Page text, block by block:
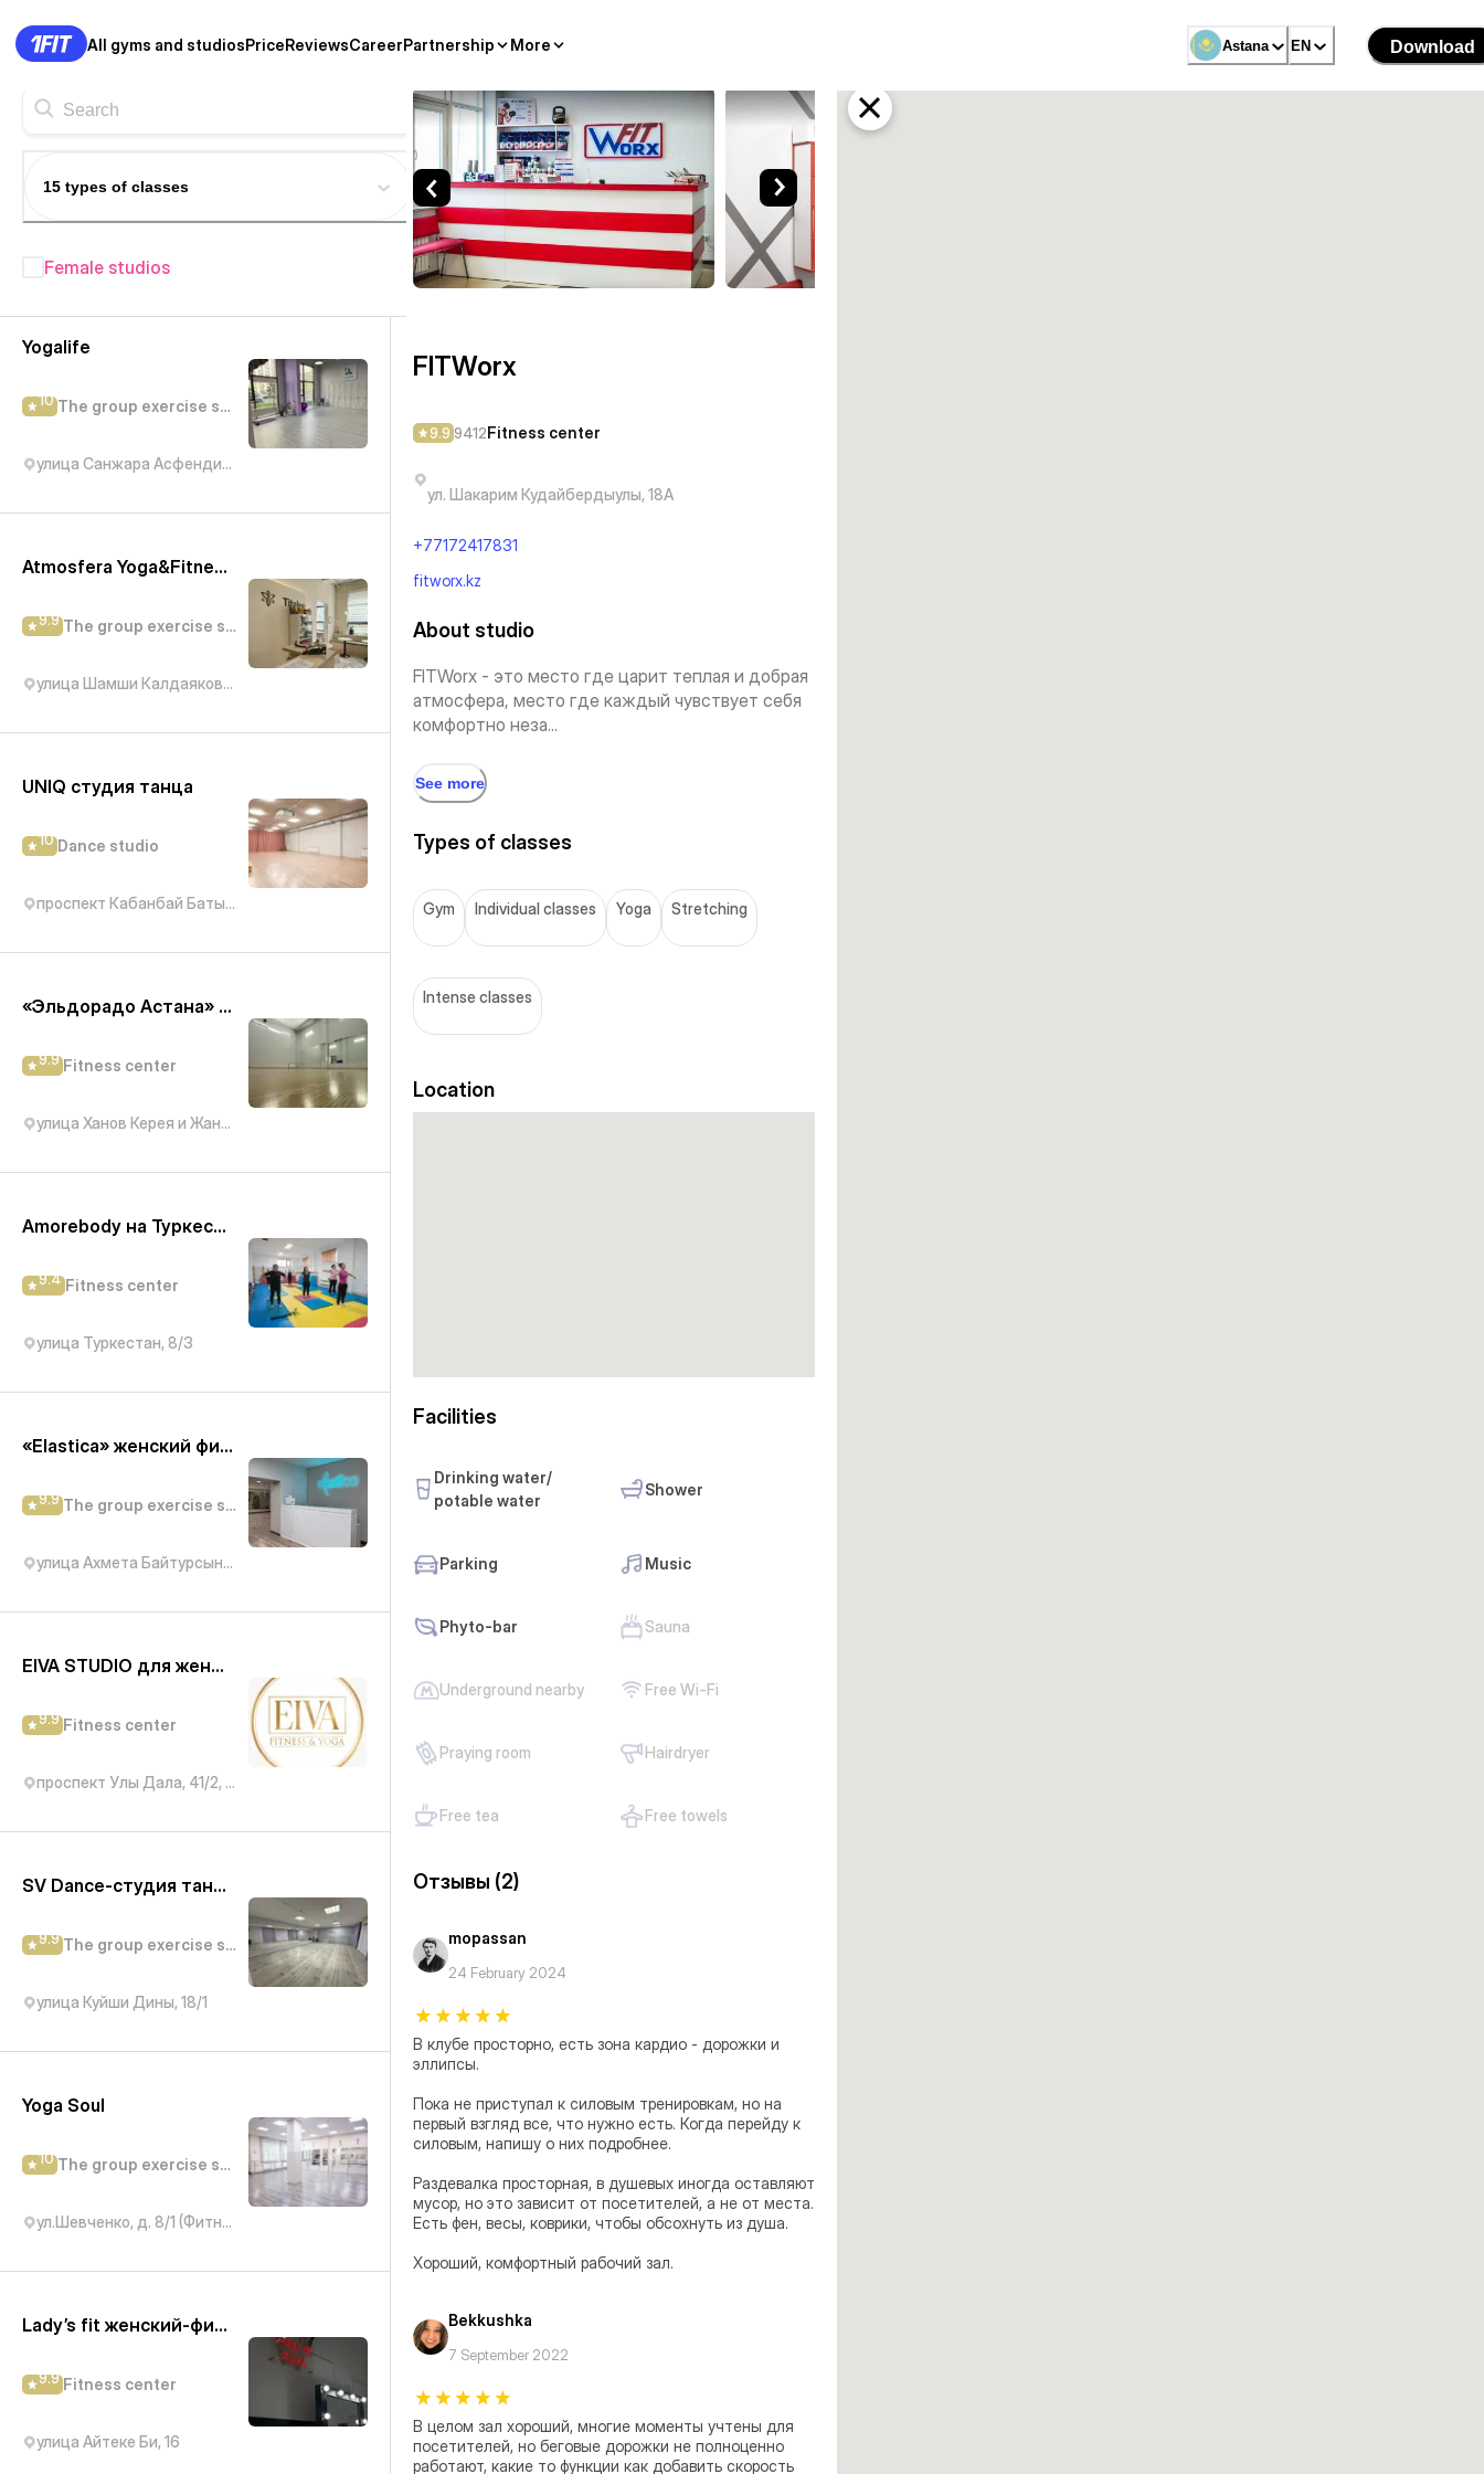
All gyms and studiosPriceReviewsCareerPartnership More Astana EN Download
15 types of classes
Female studios
Fitness studios in Astana
Yogalife
10 The group exercise studio
улица Санжара Асфендиярова, 4
Atmosfera Yoga&Fitness (Калдаякова)
9.9 The group exercise studio
улица Шамши Калдаякова, 3
UNIQ студия танца
10 Dance studio
проспект Кабанбай Батыра, 9/7
«Эльдорадо Астана» ЖК Олимп палас 2
9.9 Fitness center
улица Ханов Керея и Жанибека, 22
Amorebody на Туркестан
9.4 Fitness center
улица Туркестан, 8/3
«Elastica» женский фитнес на Байтурсынова 49/1
9.9 The group exercise studio
улица Ахмета Байтурсынова, 49/1
EIVA STUDIO для женщин
9.9 Fitness center
проспект Улы Дала, 41/2, подъезд 4
SV Dance-студия танца на Куйши Дина
9.9 The group exercise studio
улица Куйши Дины, 18/1
Yoga Soul
10 The group exercise studio
ул.Шевченко, д. 8/1 (Фитнес клуб Арлан)
Lady’s fit женский-фитнес
9.9 Fitness center
улица Айтеке Би, 16
FITWorx — Fitness center Astana
FITWorx
9.9 9412Fitness center
ул. Шакарим Кудайбердыулы, 18А
+77172417831
fitworx.kz
About studio
FITWorx - это место где царит теплая и добрая
атмосфера, место где каждый чувствует себя
комфортно неза...
See more
Types of classes
Gym Individual classes Yoga Stretching
Intense classes
Location
Facilities
Drinking water/
potable water
Shower
Parking Music
Phyto-bar Sauna
Underground nearby Free Wi-Fi
Praying room Hairdryer
Free tea Free towels
Отзывы (2)
mopassan
24 February 2024
В клубе просторно, есть зона кардио - дорожки и
эллипсы.
Пока не приступал к силовым тренировкам, но на
первый взгляд все, что нужно есть. Когда перейду к
силовым, напишу о них подробнее.
Раздевалка просторная, в душевых иногда оставляют
мусор, но это зависит от посетителей, а не от места.
Есть фен, весы, коврики, чтобы обсохнуть из душа.
Хороший, комфортный рабочий зал.
Bekkushka
7 September 2022
В целом зал хороший, многие моменты учтены для
посетителей, но беговые дорожки не полноценно
работают, какие то функции как добавить скорость